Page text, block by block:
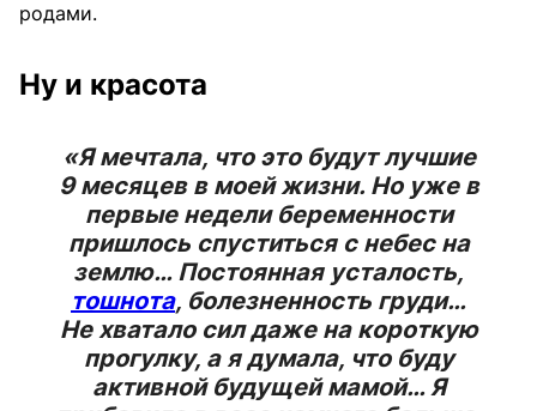
родами.
Ну и красота
«Я мечтала, что это будут лучшие
9 месяцев в моей жизни. Но уже в
первые недели беременности
пришлось спуститься с небес на
землю… Постоянная усталость,
тошнота, болезненность груди…
Не хватало сил даже на короткую
прогулку, а я думала, что буду
активной будущей мамой… Я